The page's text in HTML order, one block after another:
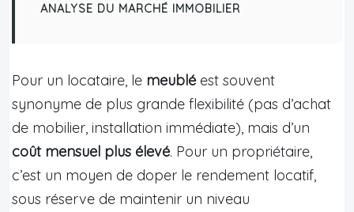
ANALYSE DU MARCHÉ IMMOBILIER
Pour un locataire, le meublé est souvent
synonyme de plus grande flexibilité (pas d’achat
de mobilier, installation immédiate), mais d’un
coût mensuel plus élevé. Pour un propriétaire,
c’est un moyen de doper le rendement locatif,
sous réserve de maintenir un niveau